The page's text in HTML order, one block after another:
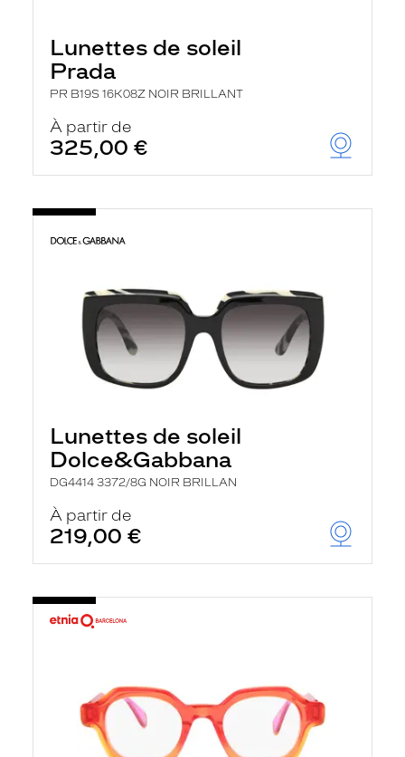
Lunettes de soleil
Prada
PR B19S 16K08Z NOIR BRILLANT
À partir de
325,00 €
Lunettes de soleil
Dolce&Gabbana
DG4414 3372/8G NOIR BRILLAN
À partir de
219,00 €